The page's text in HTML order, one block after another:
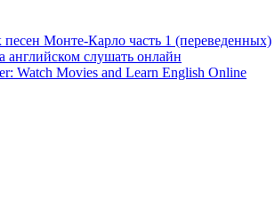
Монте-Карло часть 1 (переведенных)
английском слушать онлайн
Watch Movies and Learn English Online